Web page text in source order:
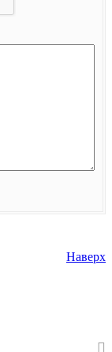
Наверх